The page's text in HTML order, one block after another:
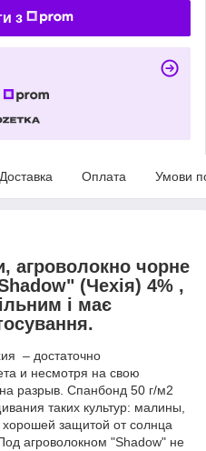
з
Доставка Оплата Умови
агроволокно чорне
(Чехія) 4% ,
і має
– достаточно
и несмотря на свою
разрыв. Спанбонд 50 г/м2
таких культур: малины,
защитой от солнца
агроволокном "Shadow" не